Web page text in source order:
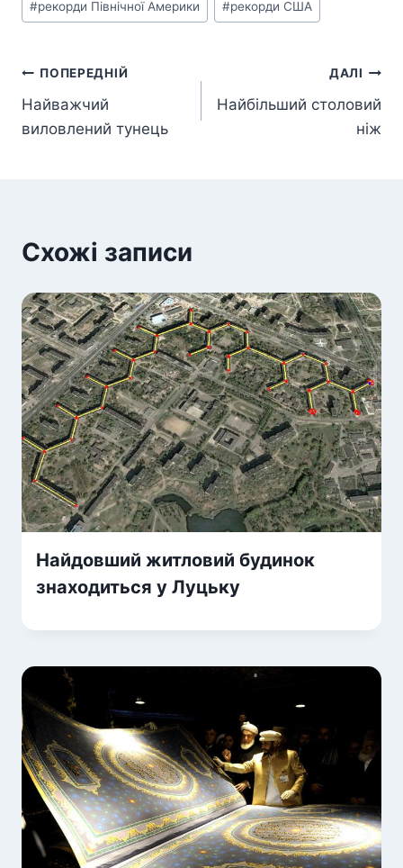
#рекорди Північної Америки #рекорди США
Навігація
записів
ПОПЕРЕДНІЙ
Найважчий
виловлений тунець
ДАЛІ
Найбільший столовий
ніж
Схожі записи
Найдовший житловий будинок
знаходиться у Луцьку